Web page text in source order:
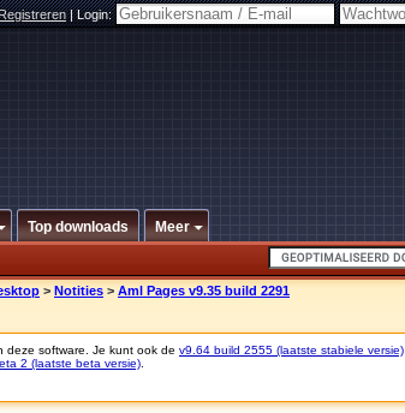
|Login:
Top downloads Meer
> Notities > Aml Pages v9.35 build 2291
deze software. Je kunt ook de v9.64 build 2555 (laatste stabiele versie)
2 (laatste beta versie)